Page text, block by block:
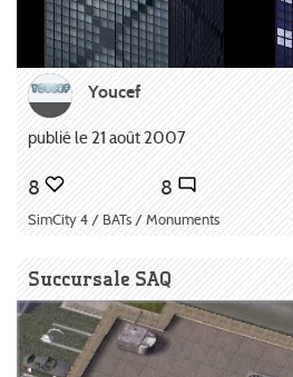
Youcef
publié le 21 août 2007
8 8
SimCity 4 / BATs / Monuments
Succursale SAQ